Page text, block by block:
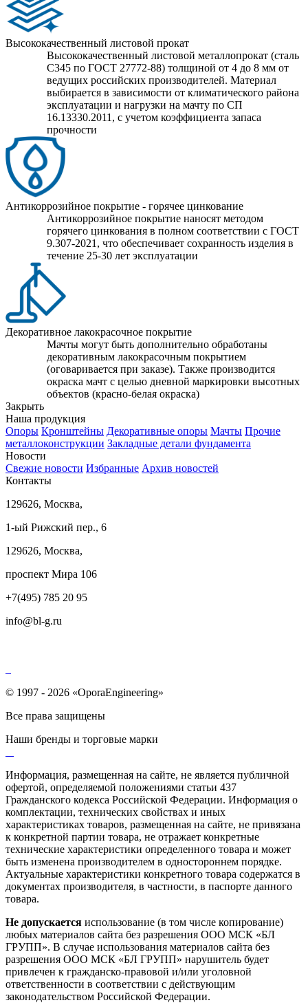
Высококачественный листовой прокат
Высококачественный листовой металлопрокат (сталь
С345 по ГОСТ 27772-88) толщиной от 4 до 8 мм от
ведущих российских производителей. Материал
выбирается в зависимости от климатического района
эксплуатации и нагрузки на мачту по СП
16.13330.2011, с учетом коэффициента запаса
прочности
Антикоррозийное покрытие - горячее цинкование
Антикоррозийное покрытие наносят методом
горячего цинкования в полном соответствии с ГОСТ
9.307-2021, что обеспечивает сохранность изделия в
течение 25-30 лет эксплуатации
Декоративное лакокрасочное покрытие
Мачты могут быть дополнительно обработаны
декоративным лакокрасочным покрытием
(оговаривается при заказе). Также производится
окраска мачт с целью дневной маркировки высотных
объектов (красно-белая окраска)
Закрыть
Наша продукция
Опоры Кронштейны Декоративные опоры Мачты Прочие
металлоконструкции Закладные детали фундамента
Новости
Свежие новости Избранные Архив новостей
Контакты
129626, Москва,
1-ый Рижский пер., 6
129626, Москва,
проспект Мира 106
+7(495) 785 20 95
info@bl-g.ru
© 1997 - 2026 «OporaEngineering»
Все права защищены
Наши бренды и торговые марки
Информация, размещенная на сайте, не является публичной
офертой, определяемой положениями статьи 437
Гражданского кодекса Российской Федерации. Информация о
комплектации, технических свойствах и иных
характеристиках товаров, размещенная на сайте, не привязана
к конкретной партии товара, не отражает конкретные
технические характеристики определенного товара и может
быть изменена производителем в одностороннем порядке.
Актуальные характеристики конкретного товара содержатся в
документах производителя, в частности, в паспорте данного
товара.
Не допускается использование (в том числе копирование)
любых материалов сайта без разрешения ООО МСК «БЛ
ГРУПП». В случае использования материалов сайта без
разрешения ООО МСК «БЛ ГРУПП» нарушитель будет
привлечен к гражданско-правовой и/или уголовной
ответственности в соответствии с действующим
законодательством Российской Федерации.